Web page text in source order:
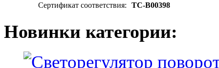
Сертификат соответствия:
TC-B00398
Новинки категории: